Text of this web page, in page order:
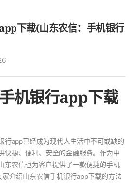
下载(山东农信：手机银行
机银行app下载
行app已经成为现代人生活中不可或缺的
快捷、便利、安全的金融服务。作为中
东农信也为客户提供了一款便捷的手机
介绍山东农信手机银行app下载的方法